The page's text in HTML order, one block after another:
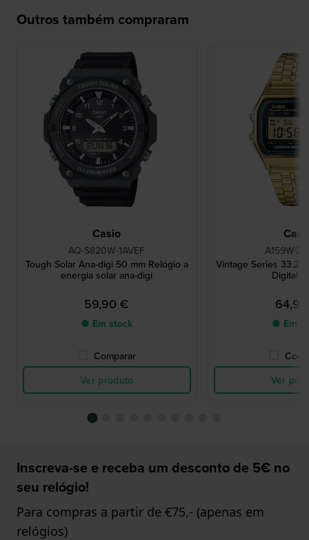
Outros também compraram
Casio
AQ-S820W-1AVEF
Tough Solar Ana-digi 50 mm Relógio a
energia solar ana-digi
59,90 €
● Em stock
Comparar
Ver produto
Vintage Series 33.2
Digital
● Em
Ver
Inscreva-se e receba um desconto de 5€ no
seu relógio!
Para compras a partir de €75,- (apenas em
relógios)